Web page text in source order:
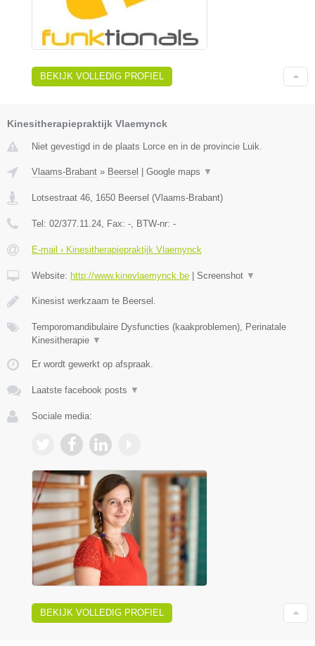
BEKIJK VOLLEDIG PROFIEL
Kinesitherapiepraktijk Vlaemynck
Niet gevestigd in de plaats Lorce en in de provincie Luik.
Vlaams-Brabant » Beersel | Google maps ▼
Lotsestraat 46 1650 Beersel (Vlaams-Brabant)
Tel: 02/377.11.24 , Fax: - , BTW-nr: -
E-mail › Kinesitherapiepraktijk Vlaemynck
Website: http://www.kinevlaemynck.be | Screenshot ▼
Kinesist werkzaam te Beersel.
Temporomandibulaire Dysfuncties (kaakproblemen), Perinatale
Kinesitherapie ▼
Er wordt gewerkt op afspraak.
Laatste facebook posts ▼
Sociale media:
BEKIJK VOLLEDIG PROFIEL